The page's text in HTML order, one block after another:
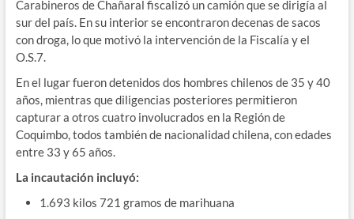
Carabineros de Chañaral fiscalizó un camión que se dirigía al
sur del país. En su interior se encontraron decenas de sacos
con droga, lo que motivó la intervención de la Fiscalía y el
O.S.7.
En el lugar fueron detenidos dos hombres chilenos de 35 y 40
años, mientras que diligencias posteriores permitieron
capturar a otros cuatro involucrados en la Región de
Coquimbo, todos también de nacionalidad chilena, con edades
entre 33 y 65 años.
La incautación incluyó:
1.693 kilos 721 gramos de marihuana